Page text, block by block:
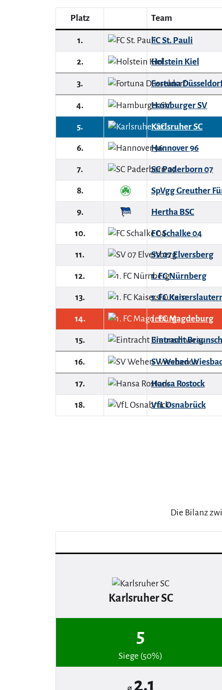
Platz Team
1. FC St. Pauli
2. Holstein Kiel
3. Fortuna
4. Hamburger SV
5. Karlsruher SC
6. Hannover 96
7. SC Paderborn 07
8. SpVgg Greuther
9. Hertha BSC
10. FC Schalke 04
11. SV 07 Elversberg
12. 1. FC Nürnberg
13. 1. FC
14. 1. FC Magdeburg
15. Eintracht
16. SV Wehen
17. Hansa Rostock
18. VfL Osnabrück
Die Bilanz
Karlsruher SC
5
Siege (50%)
2.1